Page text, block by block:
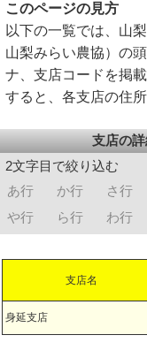
このページの見方
以下の一覧では、山
山梨みらい農協）の
ナ、支店コードを掲
すると、各支店の住
支店の
2文字目で絞り込む
あ行 か行 さ行
や行
ら行 わ行
支店名
身延支店